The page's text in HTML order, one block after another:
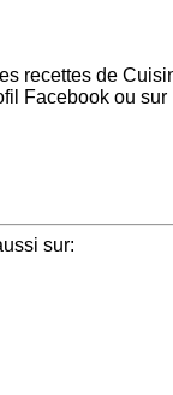
recettes de
Facebook ou sur
sur: